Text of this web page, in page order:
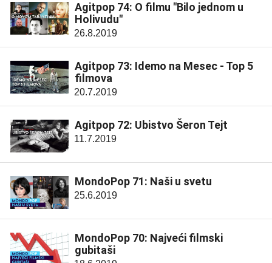
Agitpop 74: O filmu "Bilo jednom u
Holivudu"
26.8.2019
Agitpop 73: Idemo na Mesec - Top 5
filmova
20.7.2019
Agitpop 72: Ubistvo Šeron Tejt
11.7.2019
MondoPop 71: Naši u svetu
25.6.2019
MondoPop 70: Najveći filmski
gubitaši